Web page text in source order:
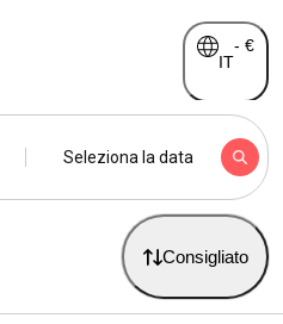
IT
- €
Seleziona la data
Consigliato